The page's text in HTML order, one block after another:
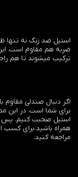
استیل ضد زنگ نه تنها
ضربه هم مقاوم است.
ترکیب میشوند تا هم
اگر دنبال صندلی
برای شما است. در این
استیل صحبت کنیم. پس
همراه باشید.برای کسب
مراجعه کنید.